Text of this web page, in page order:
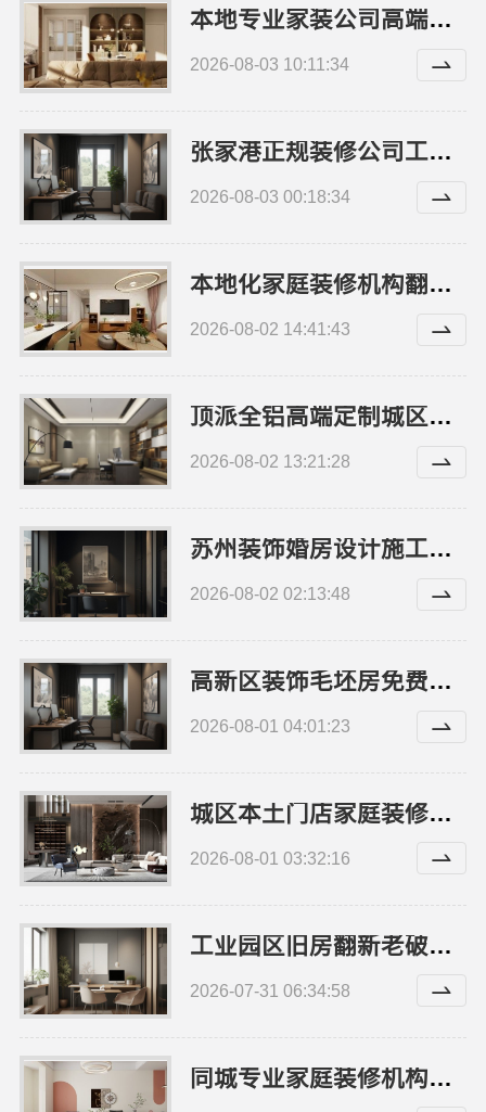
本地专业家装公司高端，嘉兴绿色之家建材科技有限公司
2026-08-03 10:11:34
张家港正规装修公司工程施工费用_兔哥哥智装报价透明
2026-08-03 00:18:34
本地化家庭装修机构翻新，嘉兴绿色之家建材科技
2026-08-02 14:41:43
顶派全铝高端定制城区正规品牌家装报价明细
2026-08-02 13:21:28
苏州装饰婚房设计施工一体化，苏州兔哥哥智装新材料有限公司
2026-08-02 02:13:48
高新区装饰毛坯房免费量房，兔哥哥上门咨询
2026-08-01 04:01:23
城区本土门店家庭装修报价明细-顶派全铝高端定制
2026-08-01 03:32:16
工业园区旧房翻新老破小拎包入住-苏州兔哥哥智装新材料有限公司
2026-07-31 06:34:58
同城专业家庭装修机构优质，嘉兴绿色之家建材科技有限公司以质量为根本